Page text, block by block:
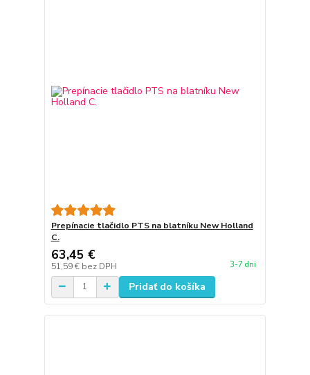
Prepínacie tlačidlo PTS na blatníku New Holland
C.
63,45 €
51,59 € bez DPH 3-7 dni
Pridať do košíka